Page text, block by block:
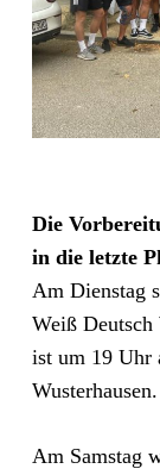
Die
in die letzte
Am Dienstag
Weiß
ist um 19 Uhr
Wusterhausen.
Am Samstag